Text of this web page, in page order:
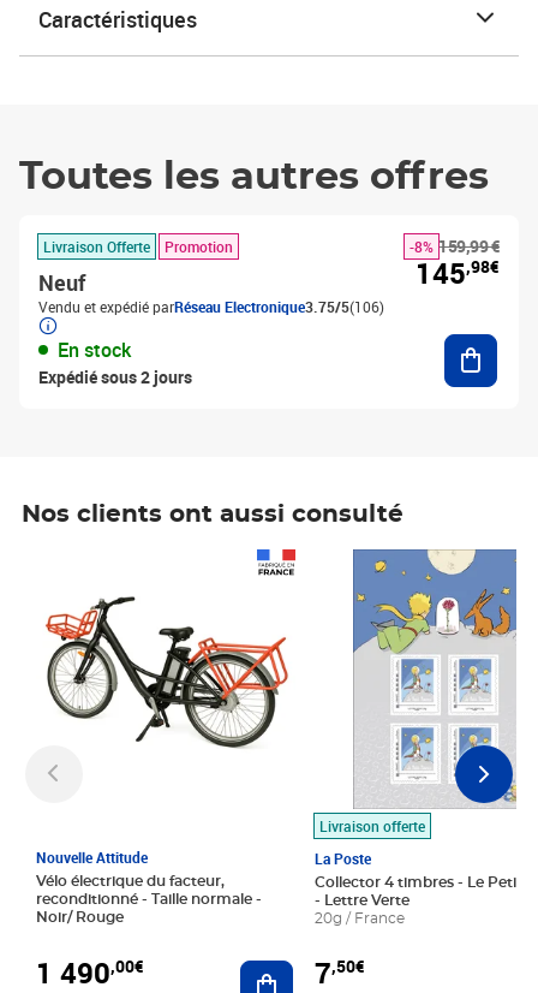
Caractéristiques
Toutes les autres offres
Livraison Offerte Promotion
Neuf
Vendu et expédié parRéseau Electronique3.75/5(106)
En stock
Expédié sous 2 jours
159,99 €
-8%
145,98€
Nos clients ont aussi consulté
Nouvelle Attitude
Vélo électrique du facteur,
reconditionné - Taille normale -
Noir/ Rouge
1 490,00€ Ajouter au panier
Livraison offerte
La Poste
Collector 4 timbres - Le Petit
- Lettre Verte
20g / France
7,50€
Prix 7,50€